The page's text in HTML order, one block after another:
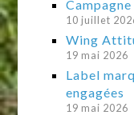
10 juillet
Wing
19 mai 2026
Label
engagées
19 mai 2026